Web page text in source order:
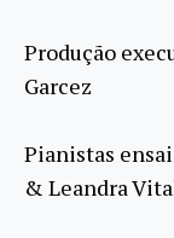
Produção
Garcez
Pianistas
& Leandra